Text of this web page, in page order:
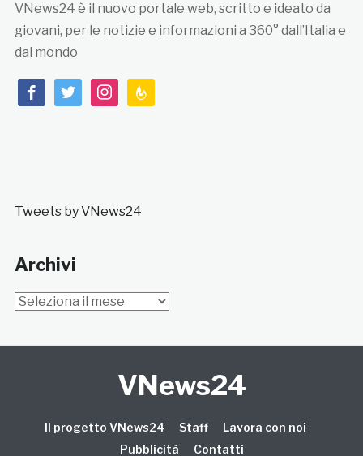
VNews24 è il nuovo portale web, scritto e ideato da
giovani, per le notizie e informazioni a 360° dall’Italia e
dal mondo
facebooktwitterinstagramfeedburner
Tweets by VNews24
Archivi
Archivi
VNews24
Il progetto VNews24 Staff
Lavora con noi
Pubblicità
Contatti